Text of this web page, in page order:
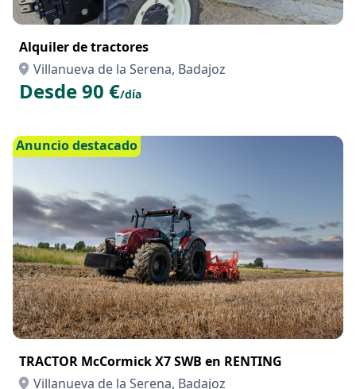
Alquiler de tractores
Villanueva de la Serena, Badajoz
Desde 90 €/día
Anuncio destacado
TRACTOR McCormick X7 SWB en RENTING
Villanueva de la Serena, Badajoz